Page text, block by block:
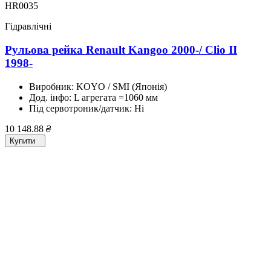
HR0035
Гідравлічні
Рульова рейка Renault Kangoo 2000-/ Clio II
1998-
Виробник: KOYO / SMI (Японія)
Дод. інфо: L агрегата =1060 мм
Під сервотроник/датчик: Ні
10 148.88 ₴
Купити